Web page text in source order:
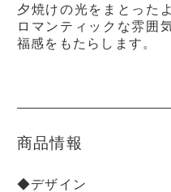
夕焼けの光をまとった
ロマンティックな雰囲
福感をもたらします。
商品情報
◆デザイン